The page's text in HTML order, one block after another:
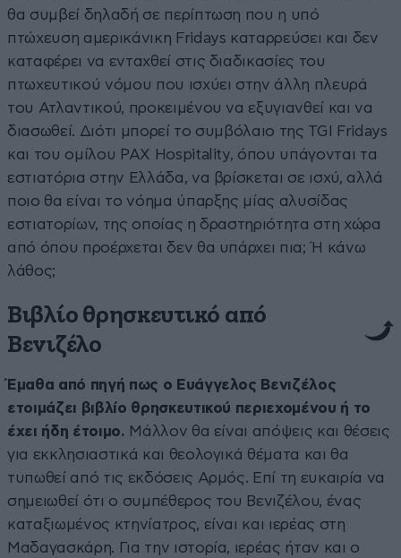
θα συμβεί δηλαδή σε περίπτωση που η υπό
πτώχευση αμερικάνικη Fridays καταρρεύσει και δεν
καταφέρει να ενταχθεί στις διαδικασίες του
πτωχευτικού νόμου που ισχύει στην άλλη πλευρά
του Ατλαντικού, προκειμένου να εξυγιανθεί και να
διασωθεί. Διότι μπορεί το συμβόλαιο της TGI Fridays
και του ομίλου PAX Hospitality, όπου υπάγονται τα
εστιατόρια στην Ελλάδα, να βρίσκεται σε ισχύ, αλλά
ποιο θα είναι το νόημα ύπαρξης μίας αλυσίδας
εστιατορίων, της οποίας η δραστηριότητα στη χώρα
από όπου προέρχεται δεν θα υπάρχει πια; Ή κάνω
λάθος;
Βιβλίο θρησκευτικό από
Βενιζέλο
Έμαθα από πηγή πως ο Ευάγγελος Βενιζέλος
ετοιμάζει βιβλίο θρησκευτικού περιεχομένου ή το
έχει ήδη έτοιμο. Μάλλον θα είναι απόψεις και θέσεις
για εκκλησιαστικά και θεολογικά θέματα και θα
τυπωθεί από τις εκδόσεις Αρμός. Επί τη ευκαιρία να
σημειωθεί ότι ο συμπέθερος του Βενιζέλου, ένας
καταξιωμένος κτηνίατρος, είναι και ιερέας στη
Μαδαγασκάρη. Για την ιστορία, ιερέας ήταν και ο